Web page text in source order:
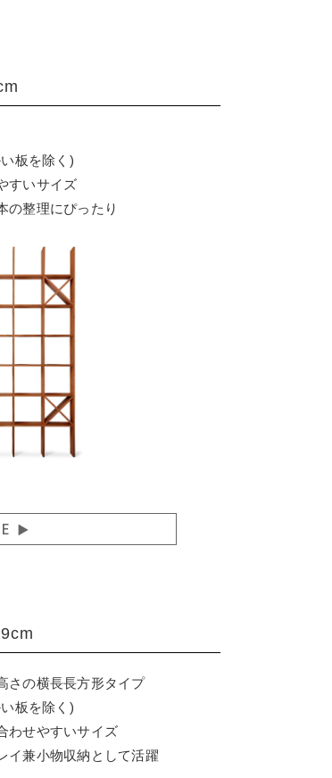
板を除く)
すいサイズ
の整理にぴったり
さの横長長方形タイプ
板を除く)
わせやすいサイズ
イ兼小物収納として活躍